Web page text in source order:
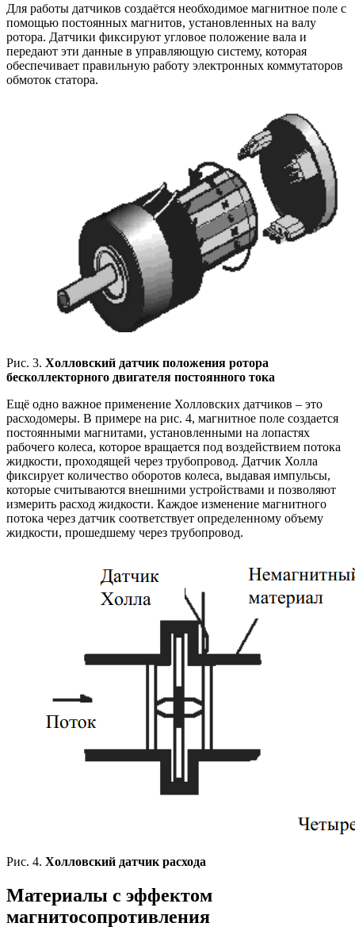
Для работы датчиков создаётся необходимое магнитное поле с
помощью постоянных магнитов, установленных на валу
ротора. Датчики фиксируют угловое положение вала и
передают эти данные в управляющую систему, которая
обеспечивает правильную работу электронных коммутаторов
обмоток статора.
Рис. 3. Холловский датчик положения ротора
бесколлекторного двигателя постоянного тока
Ещё одно важное применение Холловских датчиков – это
расходомеры. В примере на рис. 4, магнитное поле создается
постоянными магнитами, установленными на лопастях
рабочего колеса, которое вращается под воздействием потока
жидкости, проходящей через трубопровод. Датчик Холла
фиксирует количество оборотов колеса, выдавая импульсы,
которые считываются внешними устройствами и позволяют
измерить расход жидкости. Каждое изменение магнитного
потока через датчик соответствует определенному объему
жидкости, прошедшему через трубопровод.
Рис. 4. Холловский датчик расхода
Материалы с эффектом
магнитосопротивления